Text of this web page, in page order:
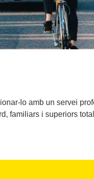
lo amb un servei
familiars i superiors